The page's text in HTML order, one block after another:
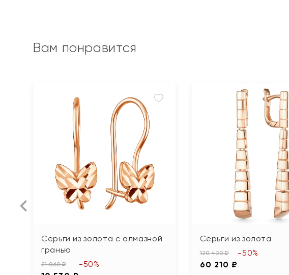
Вам понравится
Серьги из золота с алмазной
гранью
21 060 ₽ -50%
Серьги из золота
120 420 ₽
60 210 ₽
-50%